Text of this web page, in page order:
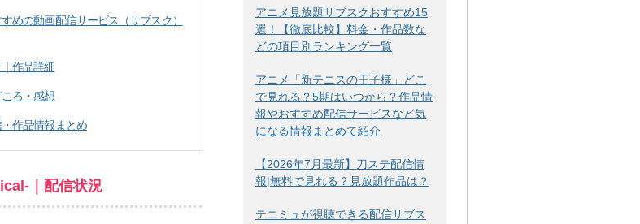
めの動画配信サービス（サブスク）
作品詳細
ろ・感想
作品情報まとめ
｜配信状況
アニメ見放題サブスクおすすめ15
選！【徹底比較】料金・作品数な
どの項目別ランキング一覧
アニメ「新テニスの王子様」どこ
で見れる？5期はいつから？作品情
報やおすすめ配信サービスなど気
になる情報まとめて紹介
【2026年7月最新】刀ステ配信情
報|無料で見れる？見放題作品は？
テニミュが視聴できる配信サブス